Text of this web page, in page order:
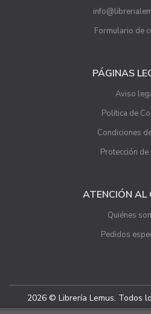
Formulario de
PÁGINAS
Aviso
Política de
Condiciones
Protección
ATENCIÓN AL
Quiénes
Pedidos
2026 © Librería Lemus. Todos